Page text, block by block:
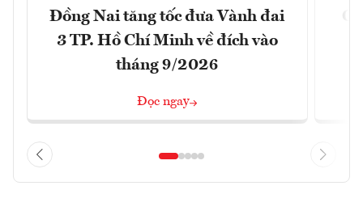
Đồng Nai tăng tốc đưa Vành đai
3 TP. Hồ Chí Minh về đích vào
tháng 9/2026
Đọc ngay